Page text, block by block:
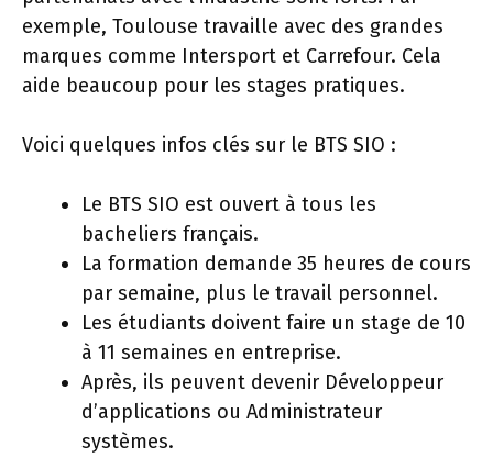
exemple, Toulouse travaille avec des grandes
marques comme Intersport et Carrefour. Cela
aide beaucoup pour les stages pratiques.
Voici quelques infos clés sur le BTS SIO :
Le BTS SIO est ouvert à tous les
bacheliers français.
La formation demande 35 heures de cours
par semaine, plus le travail personnel.
Les étudiants doivent faire un stage de 10
à 11 semaines en entreprise.
Après, ils peuvent devenir Développeur
d’applications ou Administrateur
systèmes.